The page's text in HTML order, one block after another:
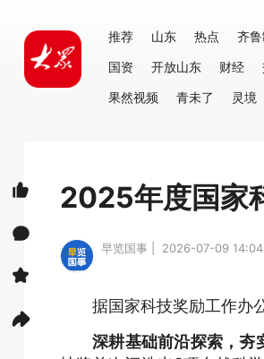
推荐 山东 热点 齐
国资
开放山东 财经
果然视频
青未了 灵境
2025年度国家
早览国事 | 2026-07-09
据国家科技奖励工作办
深耕基础前沿探索，夯